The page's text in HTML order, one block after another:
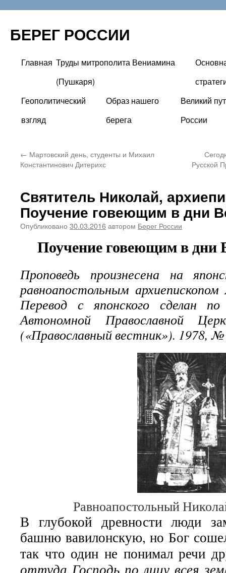
БЕРЕГ РОССИИ
Перейти
содержимому
Главная Труды митрополита Вениамина
(Пушкаря)
Геополитический
взгляд
Образ нашего
берега
Великий
России
← Мартовский день, студенты и Михаил
Константинович Дитерихс
Русской
Святитель Николай,
Поучение говеющим в дни
Опубликовано 30.03.2016автором Берег России
Поучение говеющим в дни
Проповедь произнесена на
равноапостольным
Перевод с японского сделан
Автономной Православной
(«Православный вестник»). 1978,
Равноапостольный
В глубокой древности люди
башню вавилонскую, но Бог
так что один не понимал речи
оттуда Господь по лицу всея